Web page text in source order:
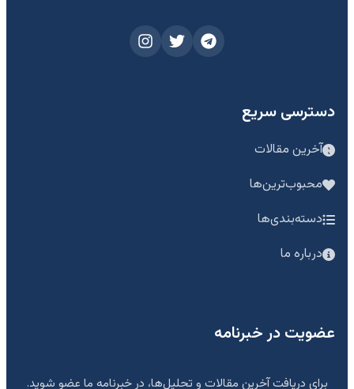
دسترسی سریع
آخرین مقالات
محبوب‌ترین‌ها
دسته‌بندی‌ها
درباره ما
عضویت در خبرنامه
برای دریافت آخرین مقالات و تحلیل‌ها، در خبرنامه ما عضو شوید.